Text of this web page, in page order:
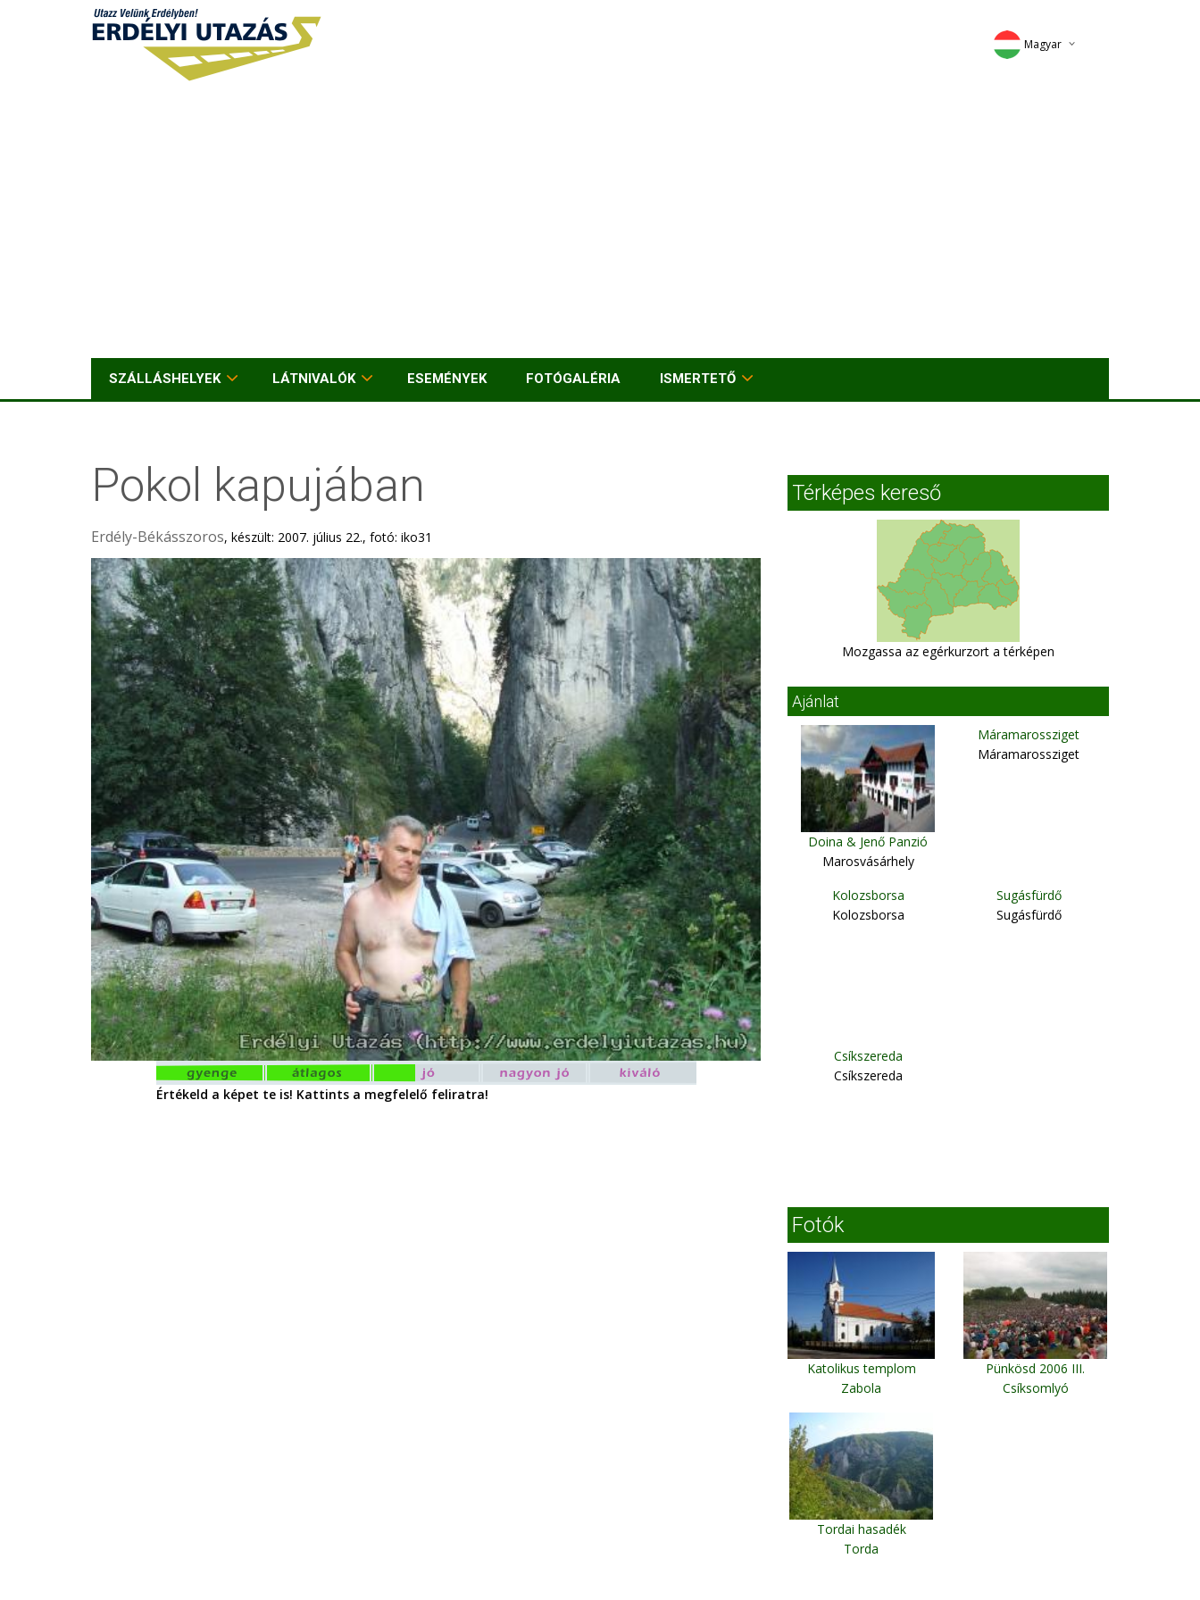
Magyar
SZÁLLÁSHELYEK LÁTNIVALÓK ESEMÉNYEK FOTÓGALÉRIA ISMERTETŐ
Pokol kapujában
Erdély-Békásszoros, készült: 2007. július 22., fotó: iko31
Értékeld a képet te is! Kattints a megfelelő feliratra!
Térképes kereső
Mozgassa az egérkurzort a térképen
Ajánlat
Doina & Jenő Panzió
Marosvásárhely
Máramarossziget
Máramarossziget
Kolozsborsa
Kolozsborsa
Sugásfürdő
Sugásfürdő
Csíkszereda
Csíkszereda
Fotók
Katolikus templom
Zabola
Pünkösd 2006 III.
Csíksomlyó
Tordai hasadék
Torda